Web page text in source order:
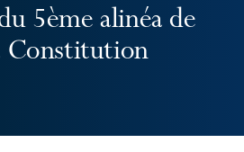
5ème alinéa de
Constitution